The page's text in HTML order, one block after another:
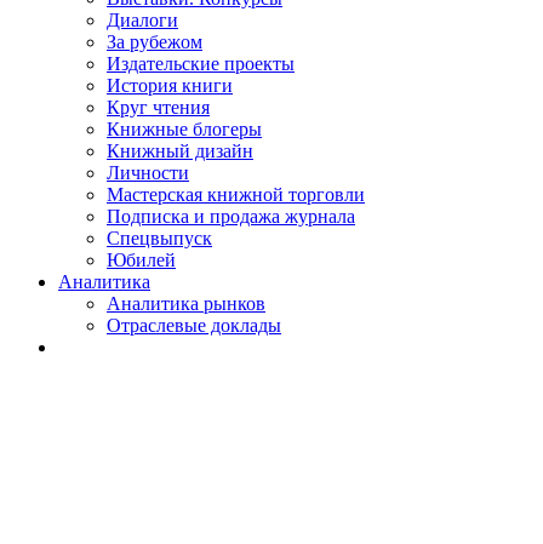
Диалоги
За рубежом
Издательские проекты
История книги
Круг чтения
Книжные блогеры
Книжный дизайн
Личности
Мастерская книжной торговли
Подписка и продажа журнала
Спецвыпуск
Юбилей
Аналитика
Аналитика рынков
Отраслевые доклады